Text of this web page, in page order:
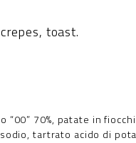
toast.
“00” 70%, patate in
tartrato acido di